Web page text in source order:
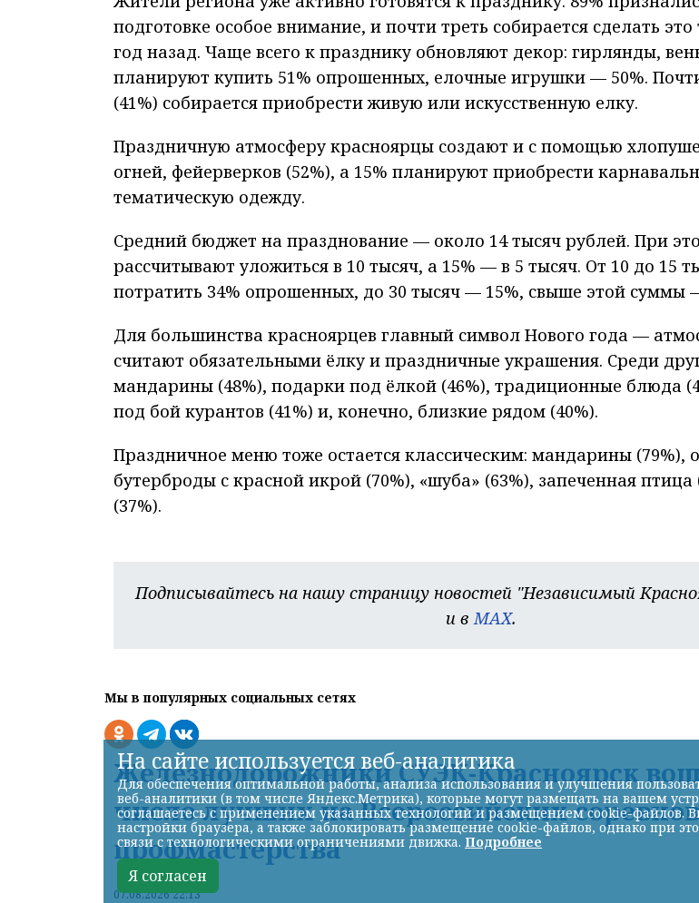
подготовке особое внимание, и почти треть собирается сделать
год назад. Чаще всего к празднику обновляют декор: гирлянды,
планируют купить 51% опрошенных, елочные игрушки — 50%.
(41%) собирается приобрести живую или искусственную елку.
Праздничную атмосферу красноярцы создают и с помощью
огней, фейерверков (52%), а 15% планируют приобрести
тематическую одежду.
Средний бюджет на празднование — около 14 тысяч рублей. При
рассчитывают уложиться в 10 тысяч, а 15% — в 5 тысяч. От 10 до 15
потратить 34% опрошенных, до 30 тысяч — 15%, свыше этой суммы
Для большинства красноярцев главный символ Нового года —
считают обязательными ёлку и праздничные украшения. Среди
мандарины (48%), подарки под ёлкой (46%), традиционные блюда
под бой курантов (41%) и, конечно, близкие рядом (40%).
Праздничное меню тоже остается классическим: мандарины (79%),
бутерброды с красной икрой (70%), «шуба» (63%), запеченная птица
(37%).
Подписывайтесь на нашу страницу новостей "Независимый
и вMAX.
Мы в популярных социальных сетях
Железнодорожники СУЭК-Красноярск
число лучших на Всероссийских
профмастерства
07.08.2026 22:13
На сайте используется веб-аналитика
Для обеспечения оптимальной работы, анализа использования и улучшения
веб-аналитики (в том числе Яндекс.Метрика), которые могут размещать на вашем
соглашаетесь с применением указанных технологий и размещением cookie-файлов.
настройки браузера, а также заблокировать размещение cookie-файлов, однако при
связи с технологическими ограничениями движка. Подробнее
Я согласен